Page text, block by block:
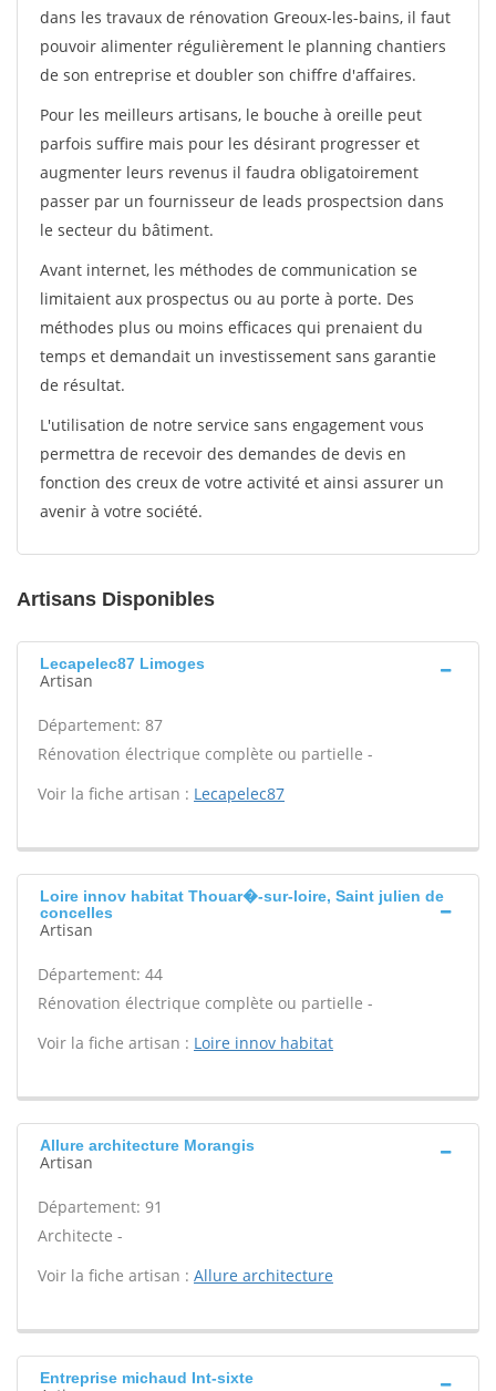
dans les travaux de rénovation Greoux-les-bains, il faut
pouvoir alimenter régulièrement le planning chantiers
de son entreprise et doubler son chiffre d'affaires.
Pour les meilleurs artisans, le bouche à oreille peut
parfois suffire mais pour les désirant progresser et
augmenter leurs revenus il faudra obligatoirement
passer par un fournisseur de leads prospectsion dans
le secteur du bâtiment.
Avant internet, les méthodes de communication se
limitaient aux prospectus ou au porte à porte. Des
méthodes plus ou moins efficaces qui prenaient du
temps et demandait un investissement sans garantie
de résultat.
L'utilisation de notre service sans engagement vous
permettra de recevoir des demandes de devis en
fonction des creux de votre activité et ainsi assurer un
avenir à votre société.
Artisans Disponibles
Lecapelec87 Limoges
Artisan
Département: 87
Rénovation électrique complète ou partielle -
Voir la fiche artisan : Lecapelec87
Loire innov habitat Thouar�-sur-loire, Saint julien de
concelles
Artisan
Département: 44
Rénovation électrique complète ou partielle -
Voir la fiche artisan : Loire innov habitat
Allure architecture Morangis
Artisan
Département: 91
Architecte -
Voir la fiche artisan : Allure architecture
Entreprise michaud Int-sixte